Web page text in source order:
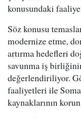
konusundaki
Söz konusu
modernize etme,
artırma hedefleri
savunma iş
değerlendiriliyor.
faaliyetleri ile
kaynaklarının